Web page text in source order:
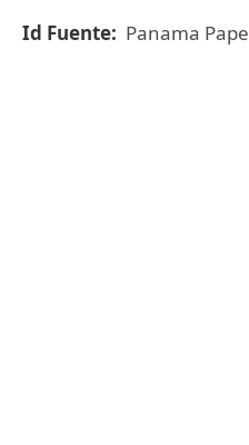
Id Fuente: Panama